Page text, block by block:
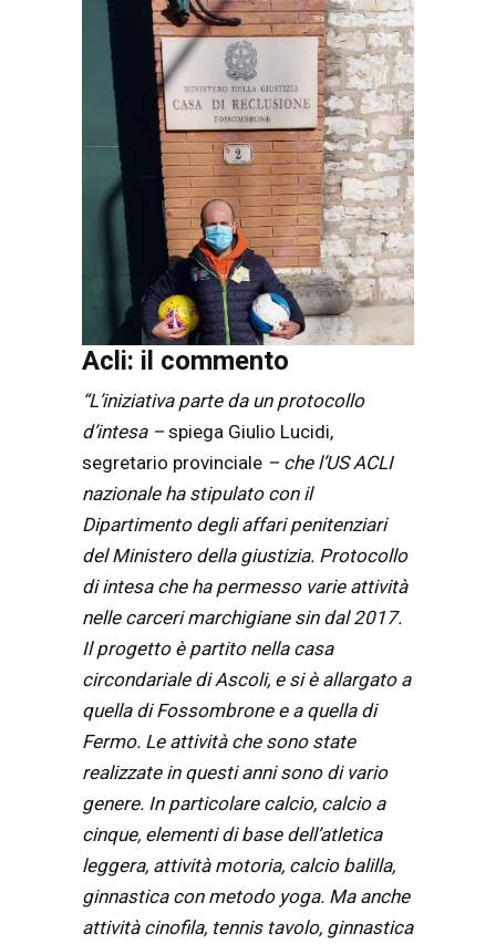
Acli: il commento
“L’iniziativa parte da un protocollo
d’intesa –spiega Giulio Lucidi,
segretario provinciale – che l’US ACLI
nazionale ha stipulato con il
Dipartimento degli affari penitenziari
del Ministero della giustizia. Protocollo
di intesa che ha permesso varie attività
nelle carceri marchigiane sin dal 2017.
Il progetto è partito nella casa
circondariale di Ascoli, e si è allargato a
quella di Fossombrone e a quella di
Fermo. Le attività che sono state
realizzate in questi anni sono di vario
genere. In particolare calcio, calcio a
cinque, elementi di base dell’atletica
leggera, attività motoria, calcio balilla,
ginnastica con metodo yoga. Ma anche
attività cinofila, tennis tavolo, ginnastica